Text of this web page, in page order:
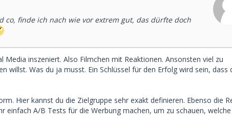
co, finde ich nach wie vor extrem gut, das dürfte doch
inszeniert. Also Filmchen mit Reaktionen. Ansonsten viel zu
willst. Was du ja musst. Ein Schlüssel für den Erfolg wird sein, dass
Hier kannst du die Zielgruppe sehr exakt definieren. Ebenso die
einfach A/B Tests für die Werbung machen, um zu schauen, welche